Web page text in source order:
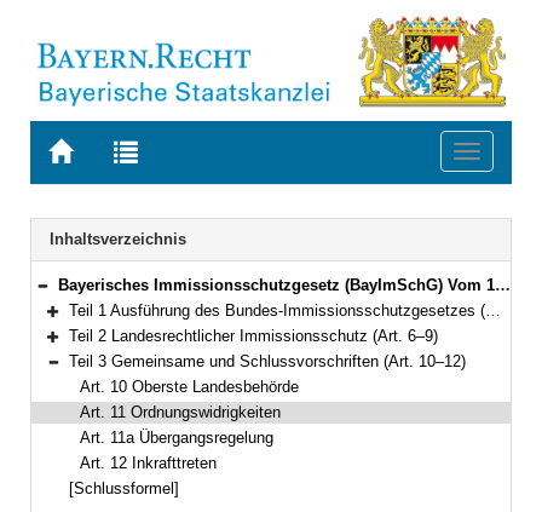
Zur
BAYERN.RECHT
Zur
letzten
Suche
Toggle
Navigation
Inhaltsverzeichnis
Bereich reduzieren
Bayerisches Immissionsschutzgesetz (BayImSchG) Vom 10. Dezember 2019 (GVBl. S. 686) BayRS 2129-1-1-U (Art. 1–12)
Bereich erweitern
Teil 1 Ausführung des Bundes-Immissionsschutzgesetzes (Art. 1–5)
Bereich erweitern
Teil 2 Landesrechtlicher Immissionsschutz (Art. 6–9)
Bereich reduzieren
Teil 3 Gemeinsame und Schlussvorschriften (Art. 10–12)
Art. 10 Oberste Landesbehörde
Art. 11 Ordnungswidrigkeiten
Art. 11a Übergangsregelung
Art. 12 Inkrafttreten
[Schlussformel]